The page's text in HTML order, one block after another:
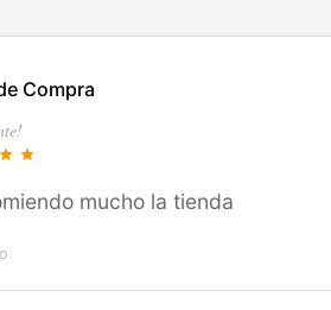
Compra
star star
mucho la tienda